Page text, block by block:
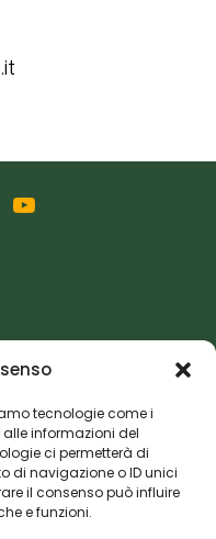
tecnologie come i
informazioni del
ci permetterà di
di navigazione o ID unici
il consenso può influire
e funzioni.